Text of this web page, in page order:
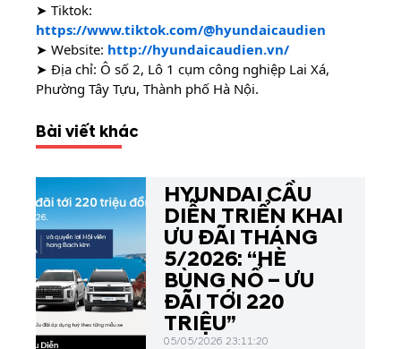
➤ Tiktok:
https://www.tiktok.com/@hyundaicaudien
➤ Website: http://hyundaicaudien.vn/
➤ Địa chỉ: Ô số 2, Lô 1 cụm công nghiệp Lai Xá,
Phường Tây Tựu, Thành phố Hà Nội.
Bài viết khác
HYUNDAI CẦU
DIỄN TRIỂN KHAI
ƯU ĐÃI THÁNG
5/2026: “HÈ
BÙNG NỔ – ƯU
ĐÃI TỚI 220
TRIỆU”
05/05/2026 23:11:20